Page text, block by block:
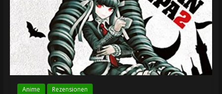
Anime Rezensionen